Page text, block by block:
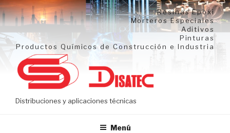
Ir
al
contenido
Resinas Epoxi
Morteros Especiales
Aditivos
Pinturas
Productos Químicos de Construcción e Industria
Distribuciones y aplicaciones técnicas
Menú